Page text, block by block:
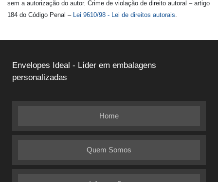
sem a autorização do autor. Crime de violação de direito autoral – artigo
184 do Código Penal – Lei 9610/98 - Lei de direitos autorais.
Envelopes Ideal - Líder em embalagens
personalizadas
Home
Quem Somos